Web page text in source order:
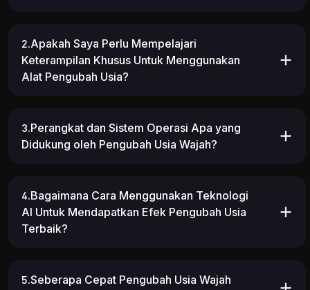
2.Apakah Saya Perlu Mempelajari
Keterampilan Khusus Untuk Menggunakan
Alat Pengubah Usia?
3.Perangkat dan Sistem Operasi Apa yang
Didukung oleh Pengubah Usia Wajah?
4.Bagaimana Cara Menggunakan Teknologi
AI Untuk Mendapatkan Efek Pengubah Usia
Terbaik?
5.Seberapa Cepat Pengubah Usia Wajah